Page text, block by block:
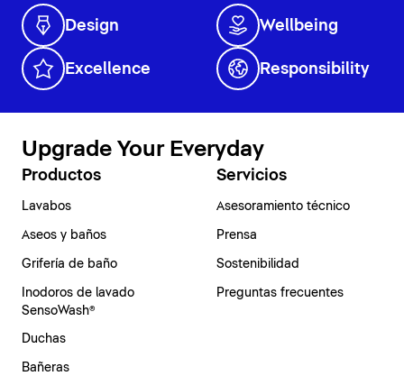
Design Wellbeing
Excellence Responsibility
Upgrade Your Everyday
Productos
Lavabos
Aseos y baños
Grifería de baño
Inodoros de lavado
SensoWash®
Duchas
Bañeras
Servicios
Asesoramiento técnico
Prensa
Sostenibilidad
Preguntas frecuentes